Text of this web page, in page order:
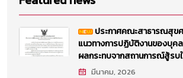
ประกาศคณะสาธารณสุข
แนวทางการปฏิบัติงานของบุค
ผลกระทบจากสถานการณ์สู้รบ
มีนาคม, 2026